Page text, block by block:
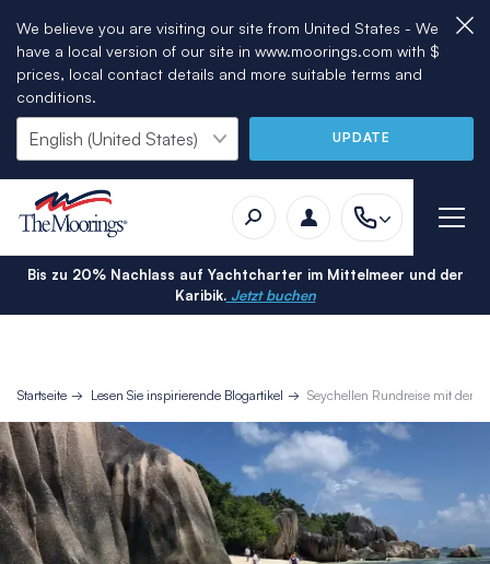
We believe you are visiting our site from United States - We
have a local version of our site in www.moorings.com with $
prices, local contact details and more suitable terms and
conditions.
UPDATE
Bis zu 20% Nachlass auf Yachtcharter im Mittelmeer und der
Karibik.Jetzt buchen
Startseite Lesen Sie inspirierende Blogartikel Seychellen Rundreise mit dem